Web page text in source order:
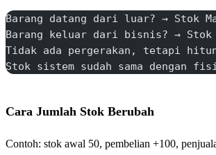
Barang datang dari luar? → Stok
Barang keluar dari bisnis? → Stok
Tidak ada pergerakan, tetapi
Stok sistem sudah sama dengan
Cara Jumlah Stok Berubah
Contoh: stok awal 50, pembelian +100,